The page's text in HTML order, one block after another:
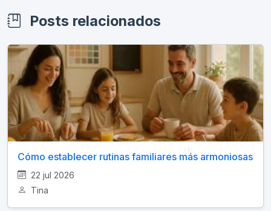
Posts relacionados
Cómo establecer rutinas familiares más armoniosas
22 jul 2026
Tina